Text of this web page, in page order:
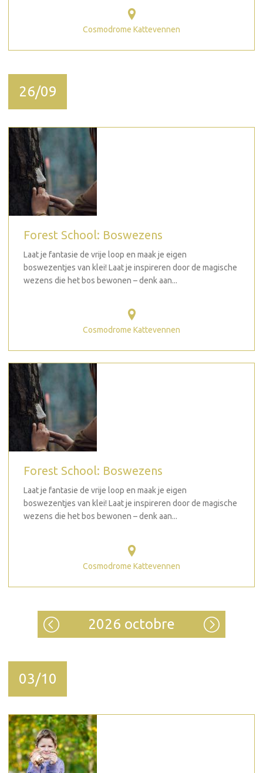
Cosmodrome Kattevennen
26/09
Forest School: Boswezens
Laat je fantasie de vrije loop en maak je eigen
boswezentjes van klei! Laat je inspireren door de magische
wezens die het bos bewonen – denk aan...
Cosmodrome Kattevennen
Forest School: Boswezens
Laat je fantasie de vrije loop en maak je eigen
boswezentjes van klei! Laat je inspireren door de magische
wezens die het bos bewonen – denk aan...
Cosmodrome Kattevennen
2026 octobre
03/10